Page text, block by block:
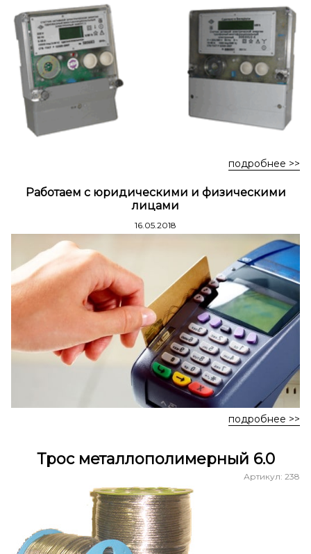
Стремянки стальные
Стремянки двухсторонние стальные
подробнее >>
Работаем с юридическими и физическими
лицами
16.05.2018
подробнее >>
Трос металлополимерный 6.0
Артикул: 238